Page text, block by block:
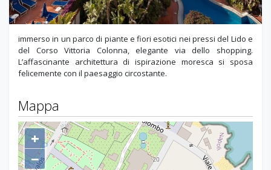
immerso in un parco di piante e fiori esotici nei pressi del Lido e
del Corso Vittoria Colonna, elegante via dello shopping.
L’affascinante architettura di ispirazione moresca si sposa
felicemente con il paesaggio circostante.
Mappa
+
−